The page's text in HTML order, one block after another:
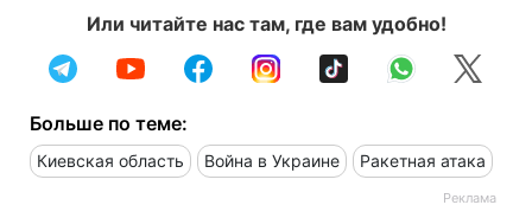
Или читайте нас там, где вам удобно!
Больше по теме:
Киевская область Война в Украине Ракетная атака